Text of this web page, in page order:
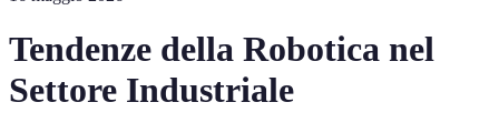
Tendenze della Robotica nel
Settore Industriale